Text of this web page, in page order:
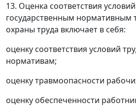
13. Оценка соответствия
государственным нормативным
охраны труда включает в себя:
оценку соответствия условий
нормативам;
оценку травмоопасности
оценку обеспеченности